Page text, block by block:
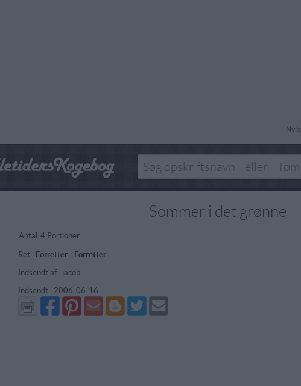
Ny
Sommer i det grønne
Antal: 4 Portioner
Ret : Forretter- Forretter
Indsendt af : jacob
Indsendt : 2006-06-16
Del
på
Facebook
Del
på
Pinterest
Send
via
GMail
Del
på
Blogger
Del
på
Twitter
Send
mail